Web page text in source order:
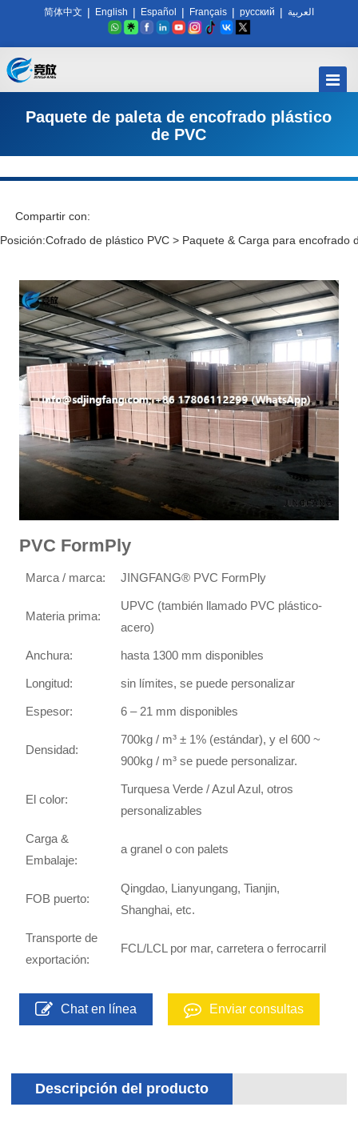
简体中文 | English | Español | Français | русский | العربية
Paquete de paleta de encofrado plástico
de PVC
Compartir con:
Posición:Cofrado de plástico PVC > Paquete & Carga para encofrado
PVC FormPly
Marca / marca: JINGFANG® PVC FormPly
Materia prima:
UPVC (también llamado PVC plástico-
acero)
Anchura: hasta 1300 mm disponibles
Longitud: sin límites, se puede personalizar
Espesor: 6 – 21 mm disponibles
Densidad:
700kg / m³ ± 1% (estándar), y el 600 ~
900kg / m³ se puede personalizar.
El color:
Turquesa Verde / Azul Azul, otros
personalizables
Carga &
Embalaje:
a granel o con palets
FOB puerto:
Qingdao, Lianyungang, Tianjin,
Shanghai, etc.
Transporte de
exportación:
FCL/LCL por mar, carretera o ferrocarril
Chat en línea Enviar consultas
Descripción del producto